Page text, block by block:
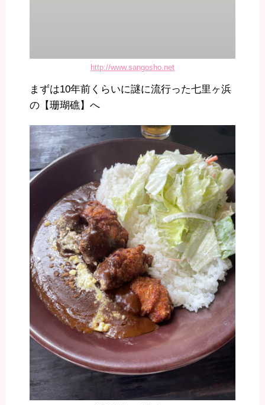
http://www.sangosho.net
まずは10年前くらいに謎に流行った七里ヶ浜
の【珊瑚礁】へ